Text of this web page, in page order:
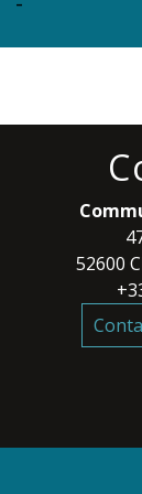
52600